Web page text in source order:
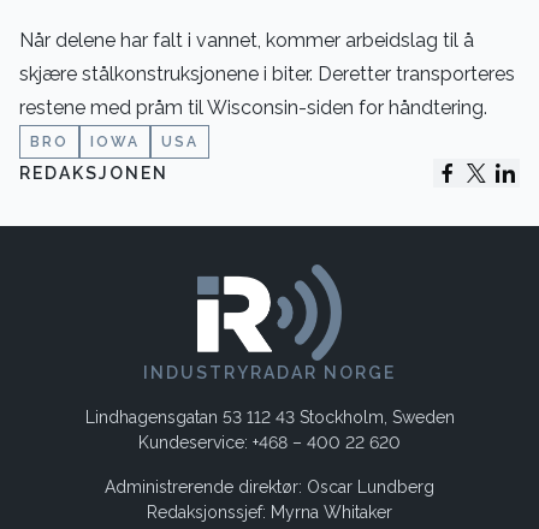
Når delene har falt i vannet, kommer arbeidslag til å
skjære stålkonstruksjonene i biter. Deretter transporteres
restene med pråm til Wisconsin-siden for håndtering.
BRO IOWA USA
REDAKSJONEN
INDUSTRYRADAR NORGE
Lindhagensgatan 53 112 43 Stockholm, Sweden
Kundeservice: +468 – 400 22 620
Administrerende direktør: Oscar Lundberg
Redaksjonssjef: Myrna Whitaker